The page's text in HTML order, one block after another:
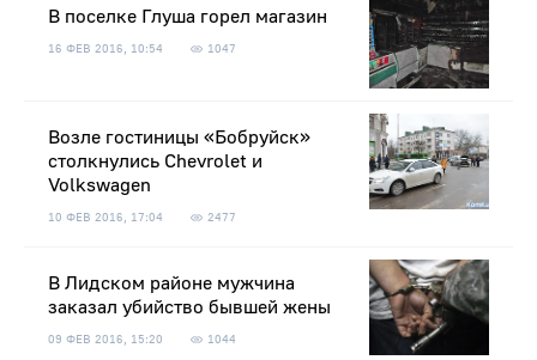
В поселке Глуша горел магазин
16 ФЕВ 2016, 10:54 1047
Возле гостиницы «Бобруйск»
столкнулись Chevrolet и
Volkswagen
10 ФЕВ 2016, 17:04 2477
В Лидском районе мужчина
заказал убийство бывшей жены
09 ФЕВ 2016, 15:20 1044